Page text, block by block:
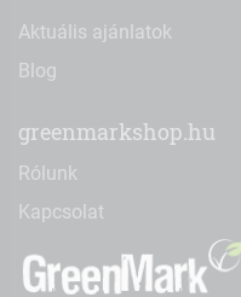
Aktuális ajánlatok
Blog
greenmarkshop.hu
Rólunk
Kapcsolat